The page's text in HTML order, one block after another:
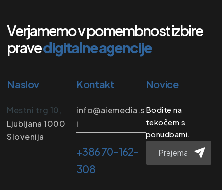
Verjamemo v pomembnost izbire
pravedigitalne agencije
Naslov
Mestni trg 10,
Ljubljana 1000
Slovenija
Kontakt
info@aiemedia.s
i
+386 70-162-
308
Novice
Bodite na
tekočem s
ponudbami.